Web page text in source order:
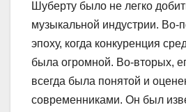
Шуберту было не легко
музыкальной индустрии. Во-
эпоху, когда конкуренция
была огромной. Во-вторых,
всегда была понятой и
современниками. Он был